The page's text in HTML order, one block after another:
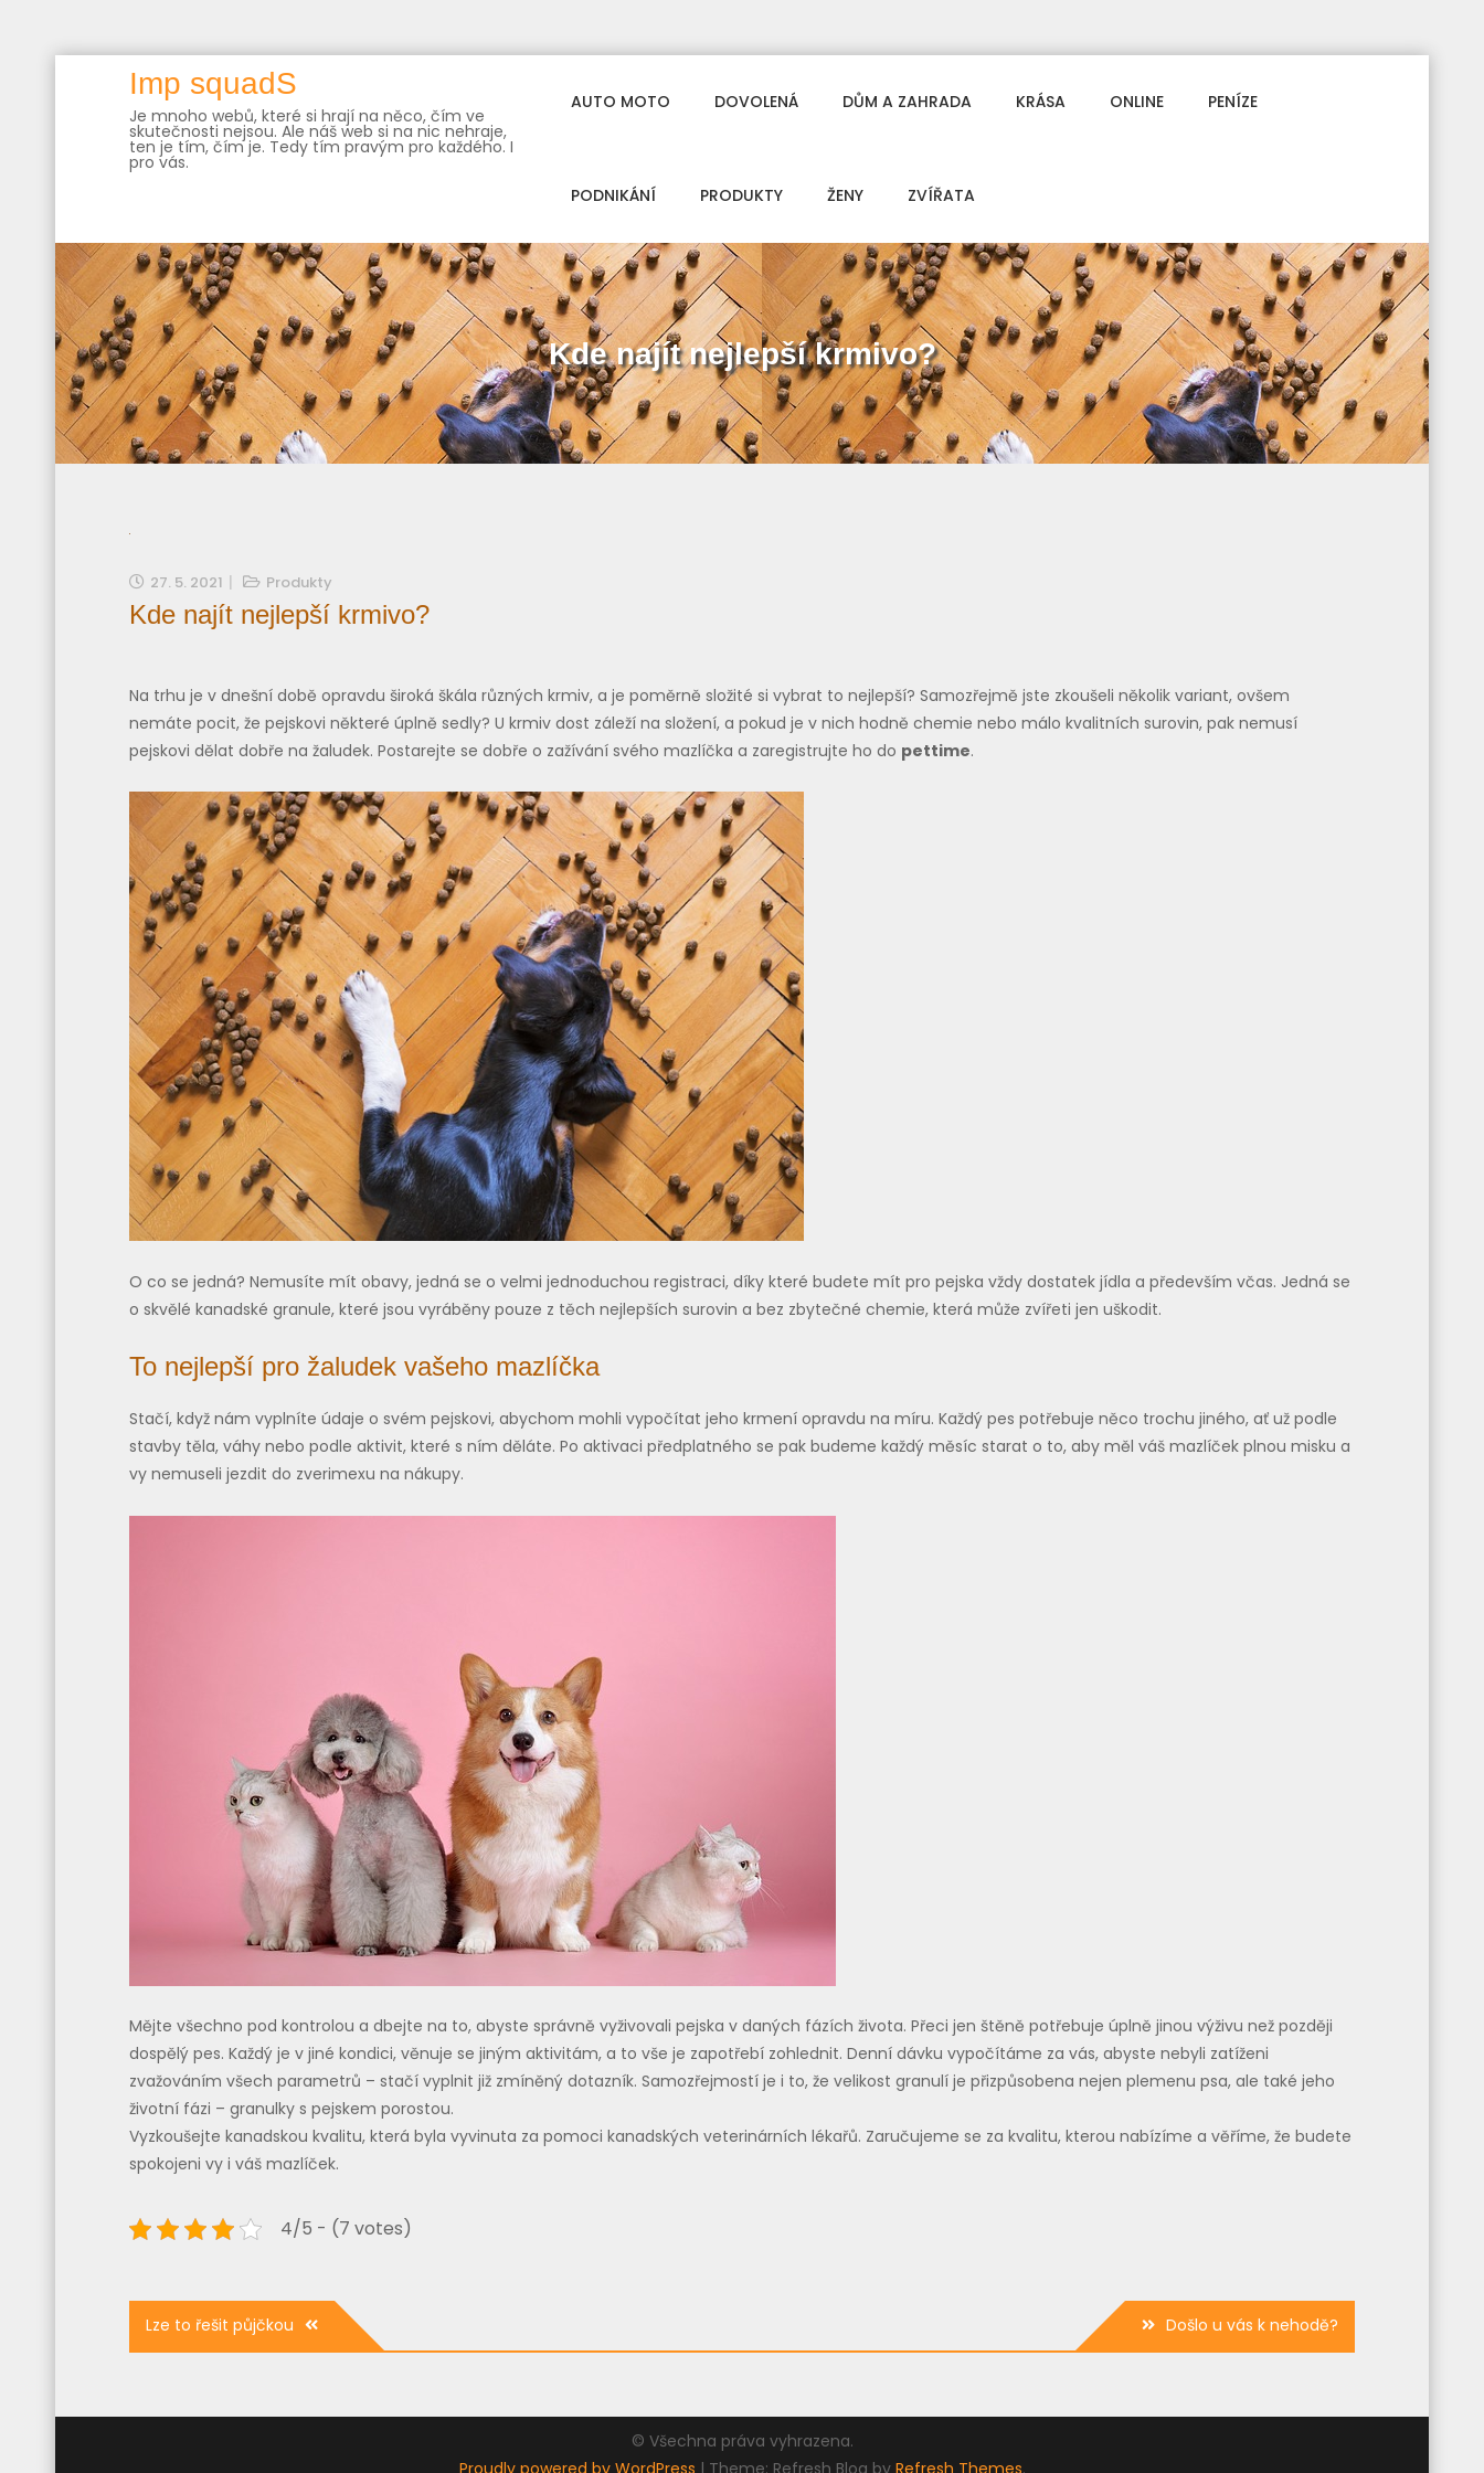
Imp squadS
Je mnoho webů, které si hrají na něco, čím ve
skutečnosti nejsou. Ale náš web si na nic nehraje,
ten je tím, čím je. Tedy tím pravým pro každého. I
pro vás.
AUTO MOTO DOVOLENÁ DŮM A ZAHRADA KRÁSA ONLINE PENÍZE
PODNIKÁNÍ PRODUKTY ŽENY ZVÍŘATA
Kde najít nejlepší krmivo?
27. 5. 2021 Produkty
Kde najít nejlepší krmivo?
Na trhu je v dnešní době opravdu široká škála různých krmiv, a je poměrně složité si vybrat to nejlepší? Samozřejmě jste zkoušeli několik variant, ovšem
nemáte pocit, že pejskovi některé úplně sedly? U krmiv dost záleží na složení, a pokud je v nich hodně chemie nebo málo kvalitních surovin, pak nemusí
pejskovi dělat dobře na žaludek. Postarejte se dobře o zažívání svého mazlíčka a zaregistrujte ho do pettime.
O co se jedná? Nemusíte mít obavy, jedná se o velmi jednoduchou registraci, díky které budete mít pro pejska vždy dostatek jídla a především včas. Jedná se
o skvělé kanadské granule, které jsou vyráběny pouze z těch nejlepších surovin a bez zbytečné chemie, která může zvířeti jen uškodit.
To nejlepší pro žaludek vašeho mazlíčka
Stačí, když nám vyplníte údaje o svém pejskovi, abychom mohli vypočítat jeho krmení opravdu na míru. Každý pes potřebuje něco trochu jiného, ať už podle
stavby těla, váhy nebo podle aktivit, které s ním děláte. Po aktivaci předplatného se pak budeme každý měsíc starat o to, aby měl váš mazlíček plnou misku a
vy nemuseli jezdit do zverimexu na nákupy.
Mějte všechno pod kontrolou a dbejte na to, abyste správně vyživovali pejska v daných fázích života. Přeci jen štěně potřebuje úplně jinou výživu než později
dospělý pes. Každý je v jiné kondici, věnuje se jiným aktivitám, a to vše je zapotřebí zohlednit. Denní dávku vypočítáme za vás, abyste nebyli zatíženi
zvažováním všech parametrů – stačí vyplnit již zmíněný dotazník. Samozřejmostí je i to, že velikost granulí je přizpůsobena nejen plemenu psa, ale také jeho
životní fázi – granulky s pejskem porostou.
Vyzkoušejte kanadskou kvalitu, která byla vyvinuta za pomoci kanadských veterinárních lékařů. Zaručujeme se za kvalitu, kterou nabízíme a věříme, že budete
spokojeni vy i váš mazlíček.
4/5 - (7 votes)
Navigace
pro
Lze to řešit půjčkou Došlo u vás k nehodě?
© Všechna práva vyhrazena.